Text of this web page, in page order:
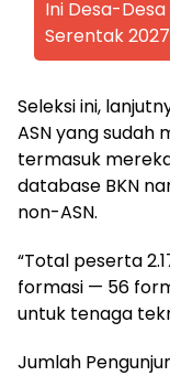
Ini Desa-
Serentak
Seleksi ini,
ASN yang sudah
termasuk
database BKN
non-ASN.
“Total peserta
formasi — 56
untuk tenaga
Jumlah